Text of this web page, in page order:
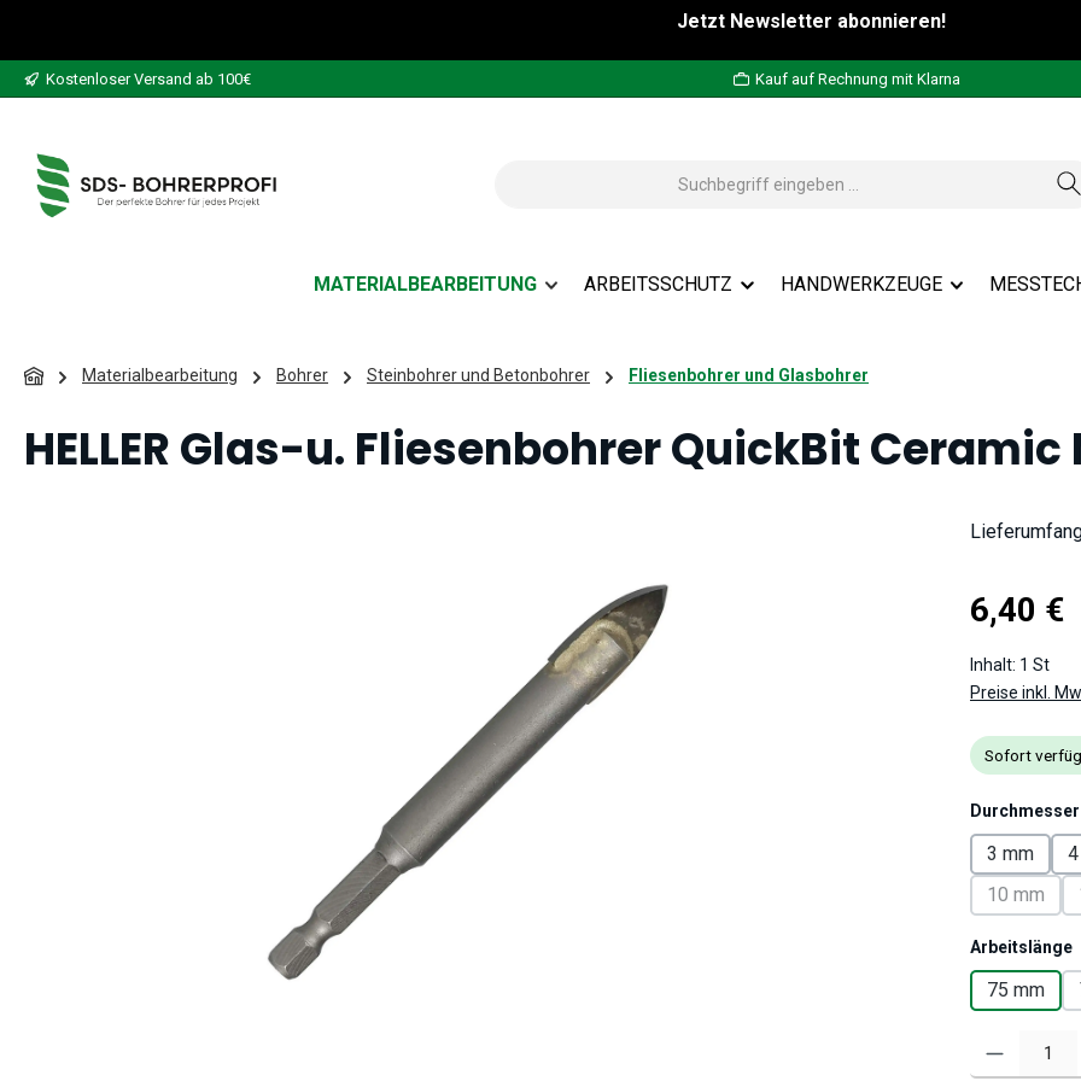
Jetzt Newsletter abonnieren!
Kostenloser Versand ab 100€ Kauf auf Rechnung mit Klarna
MATERIALBEARBEITUNG ARBEITSSCHUTZ HANDWERKZEUGE
Materialbearbeitung Bohrer Steinbohrer und Betonbohrer Fliesenbohrer und Glasbohrer
HELLER Glas-u. Fliesenbohrer QuickBit
Regulärer
6,40 €
Inhalt: 1 St
Preise inkl.
Sofort
Durchmesser
3 mm
10 mm
(Diese
Arbeitslänge
75 mm
Produkt